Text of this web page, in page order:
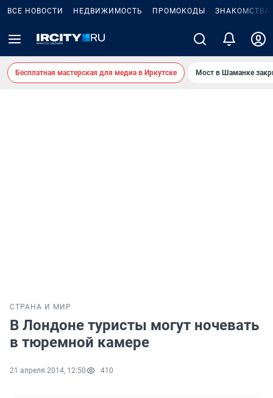
ВСЕ НОВОСТИ НЕДВИЖИМОСТЬ ПРОМОКОДЫ ЗНАКОМСТВА
Бесплатная мастерская для медиа в Иркутске Мост в Шаманке
СТРАНА И МИР
В Лондоне туристы могут ночевать
в тюремной камере
21 апреля 2014, 12:50 410